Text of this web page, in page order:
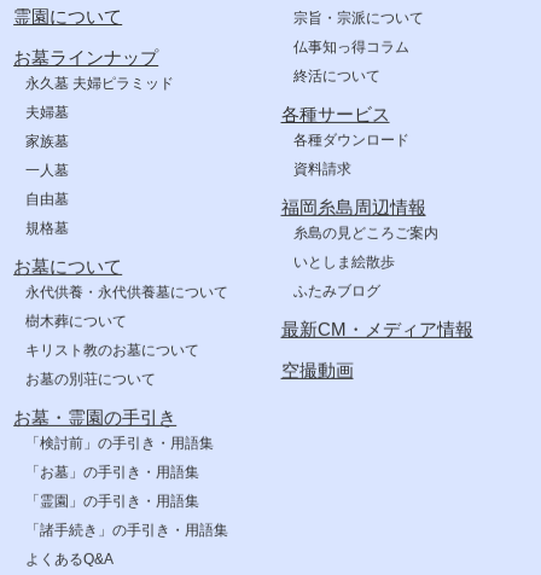
霊園について
お墓ラインナップ
永久墓 夫婦ピラミッド
夫婦墓
家族墓
一人墓
自由墓
規格墓
お墓について
永代供養・永代供養墓について
樹木葬について
キリスト教のお墓について
お墓の別荘について
お墓・霊園の手引き
「検討前」の手引き・用語集
「お墓」の手引き・用語集
「霊園」の手引き・用語集
「諸手続き」の手引き・用語集
よくあるQ&A
宗旨・宗派について
仏事知っ得コラム
終活について
各種サービス
各種ダウンロード
資料請求
福岡糸島周辺情報
糸島の見どころご案内
いとしま絵散歩
ふたみブログ
最新CM・メディア情報
空撮動画